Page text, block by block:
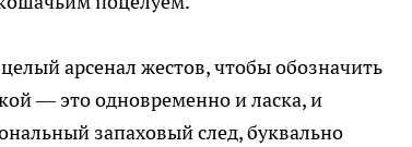
арсенал жестов, чтобы обозначить
— это одновременно и ласка, и
запаховый след, буквально